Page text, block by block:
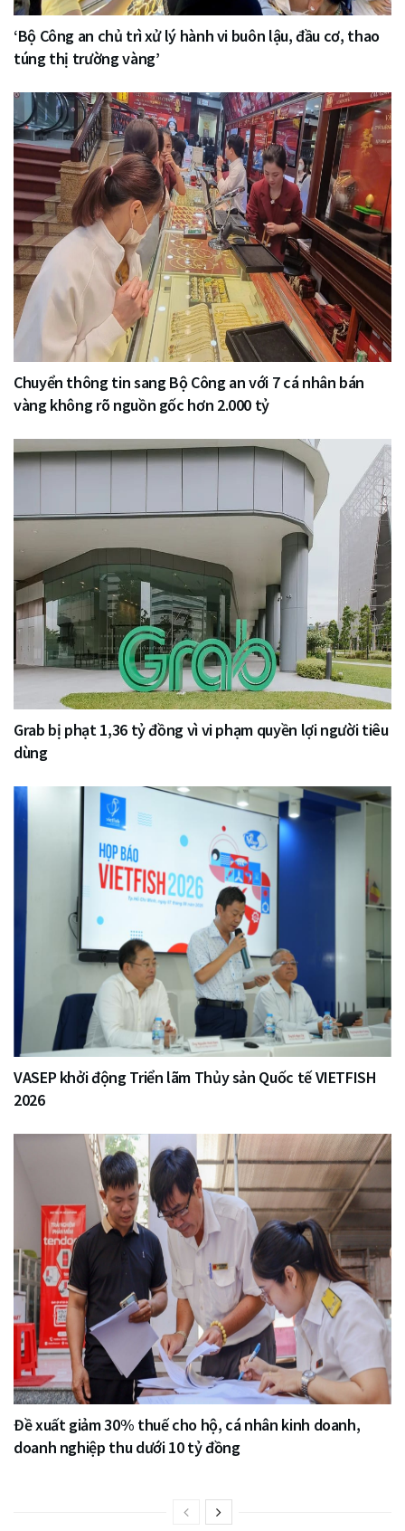
‘Bộ Công an chủ trì xử lý hành vi buôn lậu, đầu cơ, thao
túng thị trường vàng’
Chuyển thông tin sang Bộ Công an với 7 cá nhân bán
vàng không rõ nguồn gốc hơn 2.000 tỷ
Grab bị phạt 1,36 tỷ đồng vì vi phạm quyền lợi người tiêu
dùng
VASEP khởi động Triển lãm Thủy sản Quốc tế VIETFISH
2026
Đề xuất giảm 30% thuế cho hộ, cá nhân kinh doanh,
doanh nghiệp thu dưới 10 tỷ đồng